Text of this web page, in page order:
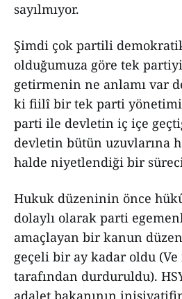
sayılmıyor.
Şimdi çok partili
olduğumuza göre tek
getirmenin ne anlamı var
ki fiilî bir tek parti
parti ile devletin iç içe
devletin bütün uzuvlarına
halde niyetlendiği bir
Hukuk düzeninin önce
dolaylı olarak parti
amaçlayan bir kanun
geçeli bir ay kadar oldu (Ve
tarafından durduruldu).
adalet bakanının